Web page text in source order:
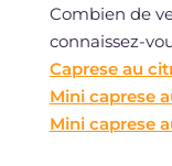
Combien de
connaissez-
Caprese au
Mini caprese
Mini caprese